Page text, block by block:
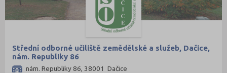
Střední odborné učiliště zemědělské a služeb, Dačice,
nám. Republiky 86
nám. Republiky 86, 38001 Dačice